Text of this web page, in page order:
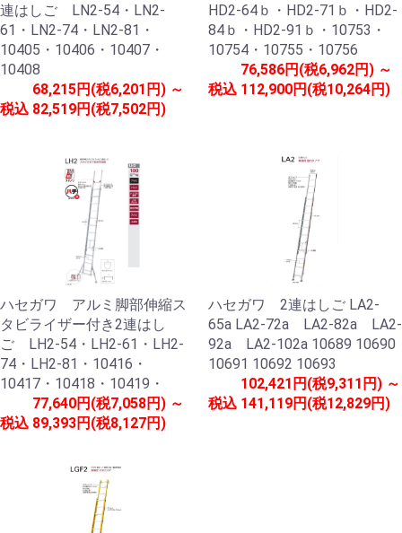
連はしご LN2-54・LN2-
61・LN2-74・LN2-81・
10405・10406・10407・
10408
税込
68,215円(税6,201円) ～
82,519円(税7,502円)
HD2-64ｂ・HD2-71ｂ・HD2-
84ｂ・HD2-91ｂ・10753・
10754・10755・10756
税込
76,586円(税6,962円) ～
112,900円(税10,264円)
ハセガワ アルミ脚部伸縮ス
タビライザー付き2連はし
ご LH2-54・LH2-61・LH2-
74・LH2-81・10416・
10417・10418・10419・
税込
77,640円(税7,058円) ～
89,393円(税8,127円)
ハセガワ 2連はしご LA2-
65a LA2-72a LA2-82a LA2-
92a LA2-102a 10689 10690
10691 10692 10693
税込
102,421円(税9,311円) ～
141,119円(税12,829円)